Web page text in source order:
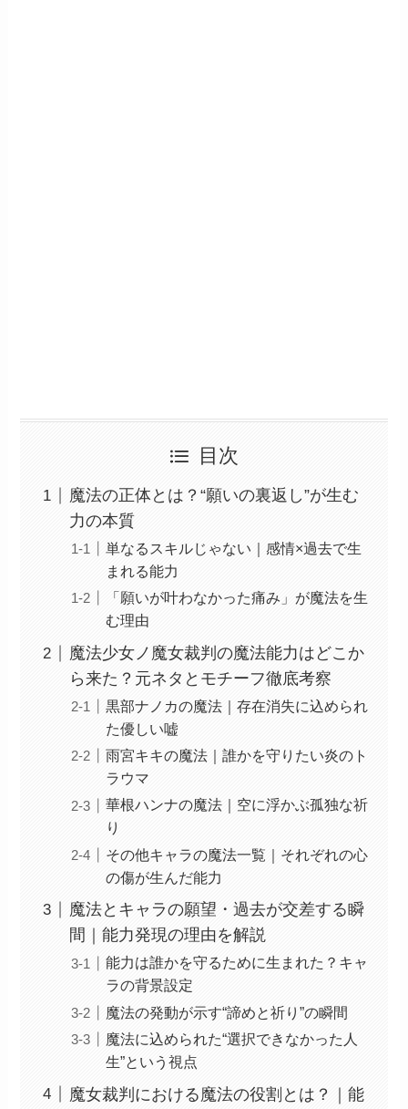
目次
魔法の正体とは？“願いの裏返し”が生む
力の本質
単なるスキルじゃない｜感情×過去で生
まれる能力
「願いが叶わなかった痛み」が魔法を生
む理由
魔法少女ノ魔女裁判の魔法能力はどこか
ら来た？元ネタとモチーフ徹底考察
黒部ナノカの魔法｜存在消失に込められ
た優しい嘘
雨宮キキの魔法｜誰かを守りたい炎のト
ラウマ
華根ハンナの魔法｜空に浮かぶ孤独な祈
り
その他キャラの魔法一覧｜それぞれの心
の傷が生んだ能力
魔法とキャラの願望・過去が交差する瞬
間｜能力発現の理由を解説
能力は誰かを守るために生まれた？キャ
ラの背景設定
魔法の発動が示す“諦めと祈り”の瞬間
魔法に込められた“選択できなかった人
生”という視点
魔女裁判における魔法の役割とは？｜能